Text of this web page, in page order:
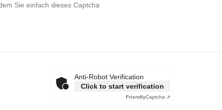
Sie einfach dieses Captcha
Anti-Robot Verification
Click to start verification
FriendlyCaptcha ⇗